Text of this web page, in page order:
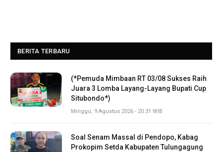
BERITA TERBARU
(*Pemuda Mimbaan RT 03/08 Sukses Raih
Juara 3 Lomba Layang-Layang Bupati Cup
Situbondo*)
Minggu, 9 Agustus 2026 - 20:31 WIB
Soal Senam Massal di Pendopo, Kabag
Prokopim Setda Kabupaten Tulungagung